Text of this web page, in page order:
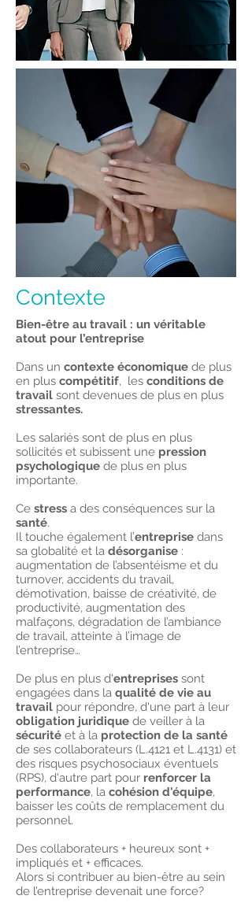
Contexte
Bien-être au travail : un véritable
atout pour l’entreprise
Dans un contexte économique de plus
en plus compétitif, les conditions de
travail sont devenues de plus en plus
stressantes.
Les salariés sont de plus en plus
sollicités et subissent une pression
psychologique de plus en plus
importante.
Ce stress a des conséquences sur la
santé.
Il touche également l’entreprise dans
sa globalité et la désorganise :
augmentation de l’absentéisme et du
turnover, accidents du travail,
démotivation, baisse de créativité, de
productivité, augmentation des
malfaçons, dégradation de l’ambiance
de travail, atteinte à l’image de
l’entreprise…
De plus en plus d'entreprises sont
engagées dans la qualité de vie au
travail pour répondre, d'une part à leur
obligation juridique de veiller à la
sécurité et à la protection de la santé
de ses collaborateurs (L.4121 et L.4131) et
des risques psychosociaux éventuels
(RPS), d'autre part pour renforcer la
performance, la cohésion d'équipe,
baisser les coûts de remplacement du
personnel.
Des collaborateurs + heureux sont +
impliqués et + efficaces.
Alors si contribuer au bien-être au sein
de l’entreprise devenait une force?